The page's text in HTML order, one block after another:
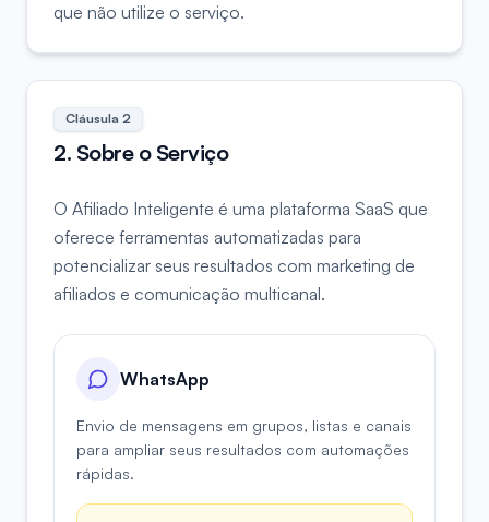
que não utilize o serviço.
Cláusula 2
2. Sobre o Serviço
O Afiliado Inteligente é uma plataforma SaaS que
oferece ferramentas automatizadas para
potencializar seus resultados com marketing de
afiliados e comunicação multicanal.
WhatsApp
Envio de mensagens em grupos, listas e canais
para ampliar seus resultados com automações
rápidas.